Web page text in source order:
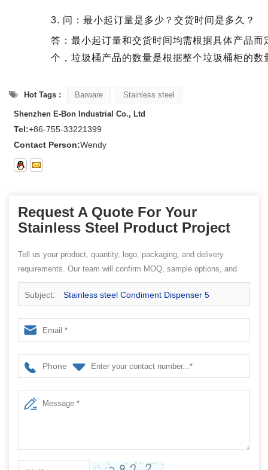
3. 问：最小起订量是多少？交货时间是多久？
答：最小起订量和交货时间均需根据具体产品
个，垃圾桶产品的数量是根据整个垃圾桶柜的
Hot Tags : Barware Stainless steel
Shenzhen E-Bon Industrial Co., Ltd
Tel:+86-755-33221399
Contact Person:Wendy
Request A Quote For Your
Stainless Steel Product Project
Tell us your product, quantity, logo, packaging, and delivery
requirements. Our team will confirm MOQ, sample options, and
quotation details.
Subject: Stainless steel Condiment Dispenser 5
Compartment Condiment Caddy
Phone